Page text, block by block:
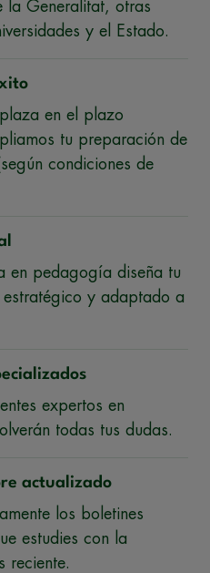
la Generalitat, otras
y el Estado.
en el plazo
tu preparación de
condiciones de
en pedagogía diseña tu
y adaptado a
expertos en
todas tus dudas.
actualizado
los boletines
estudies con la
reciente.